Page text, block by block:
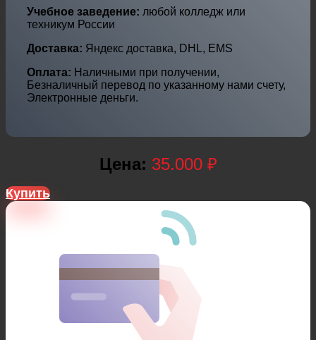
Учебное заведение: любой колледж или
техникум России
Доставка: Яндекс доставка, DHL, EMS
Оплата: Наличными при получении,
Безналичный перевод по указанному нами счету,
Электронные деньги.
Цена: 35.000 ₽
Купить